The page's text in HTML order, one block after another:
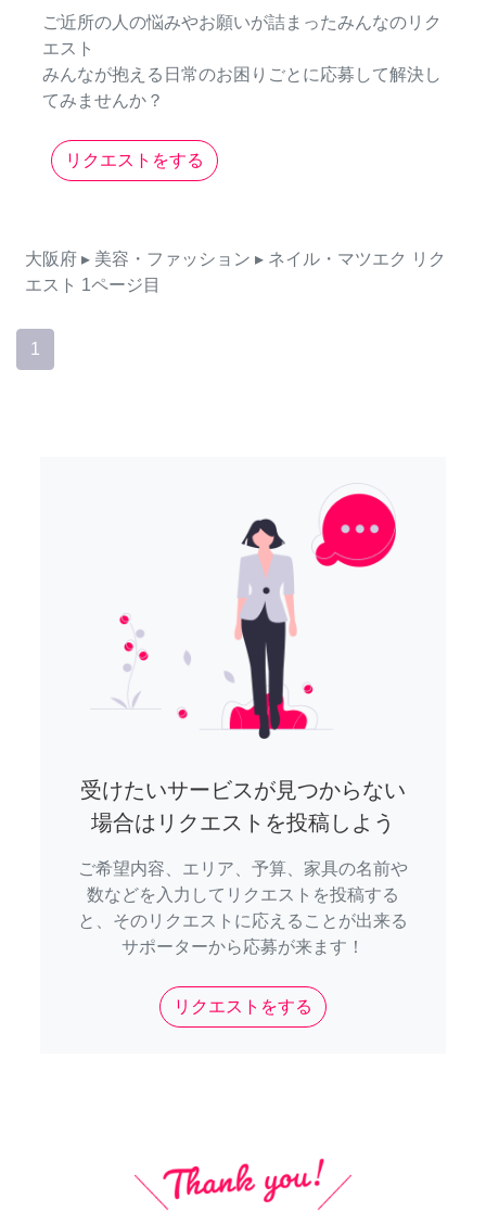
ご近所の人の悩みやお願いが詰まったみんなのリク
エスト
みんなが抱える日常のお困りごとに応募して解決し
てみませんか？
リクエストをする
大阪府 ▸ 美容・ファッション ▸ ネイル・マツエク リク
エスト 1ページ目
1
受けたいサービスが見つからない
場合はリクエストを投稿しよう
ご希望内容、エリア、予算、家具の名前や
数などを入力してリクエストを投稿する
と、そのリクエストに応えることが出来る
サポーターから応募が来ます！
リクエストをする